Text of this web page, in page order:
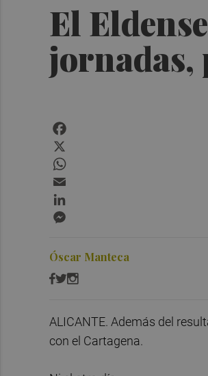
El
jornadas,
Óscar Manteca
ALICANTE. Además del
con el Cartagena.